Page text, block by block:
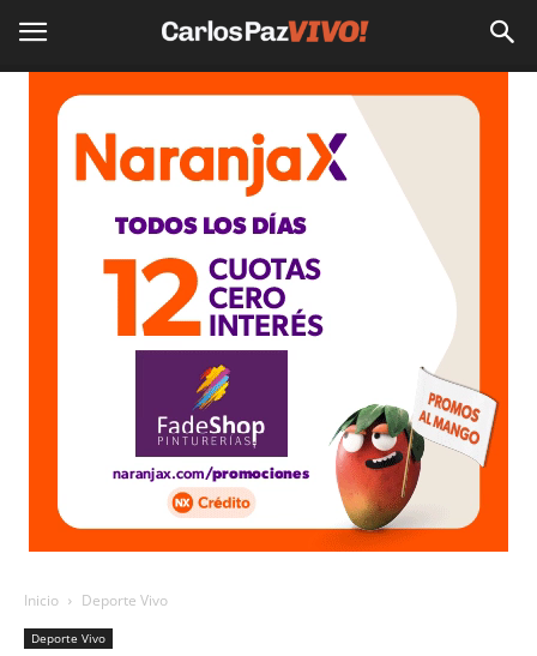
Inicio Deporte Vivo
Deporte Vivo